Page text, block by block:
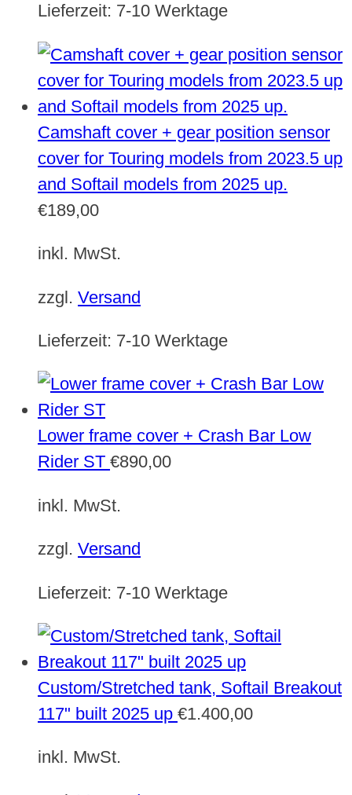
Lieferzeit: 7-10 Werktage
Camshaft cover + gear position sensor
cover for Touring models from 2023.5 up
and Softail models from 2025 up.
€189,00
inkl. MwSt.
zzgl. Versand
Lieferzeit: 7-10 Werktage
Lower frame cover + Crash Bar Low
Rider ST €890,00
inkl. MwSt.
zzgl. Versand
Lieferzeit: 7-10 Werktage
Custom/Stretched tank, Softail Breakout
117" built 2025 up €1.400,00
inkl. MwSt.